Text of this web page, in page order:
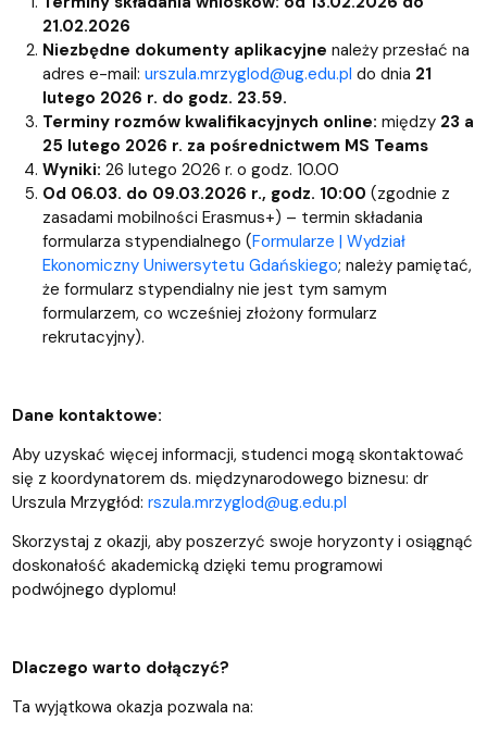
21.02.2026
Niezbędne dokumenty aplikacyjne należy przesłać na
adres e-mail: urszula.mrzyglod@ug.edu.pl do dnia 21
lutego 2026 r. do godz. 23.59.
Terminy rozmów kwalifikacyjnych online: między23 a
25 lutego 2026 r. za pośrednictwem MS Teams
Wyniki: 26 lutego 2026 r. o godz. 10.00
Od 06.03. do 09.03.2026 r., godz. 10:00 (zgodnie z
zasadami mobilności Erasmus+) – termin składania
formularza stypendialnego (Formularze | Wydział
Ekonomiczny Uniwersytetu Gdańskiego; należy pamiętać,
że formularz stypendialny nie jest tym samym
formularzem, co wcześniej złożony formularz
rekrutacyjny).
Dane kontaktowe:
Aby uzyskać więcej informacji, studenci mogą skontaktować
się z koordynatorem ds. międzynarodowego biznesu: dr
Urszula Mrzygłód: rszula.mrzyglod@ug.edu.pl
Skorzystaj z okazji, aby poszerzyć swoje horyzonty i osiągnąć
doskonałość akademicką dzięki temu programowi
podwójnego dyplomu!
Dlaczego warto dołączyć?
Ta wyjątkowa okazja pozwala na: